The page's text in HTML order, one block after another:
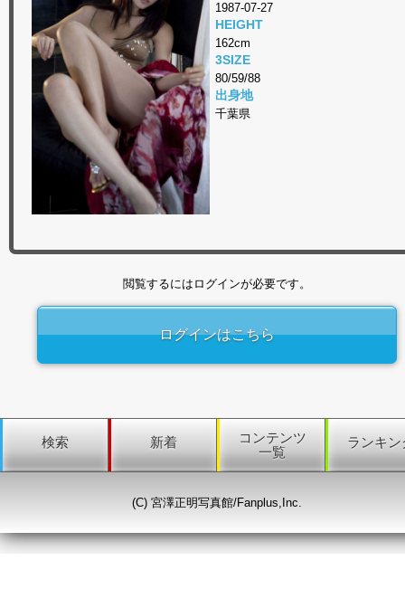
1987-07-27
HEIGHT
162cm
3SIZE
80/59/88
出身地
千葉県
閲覧するにはログインが必要です。
ログインはこちら
検索 新着
コンテンツ
一覧
ランキン
(C) 宮澤正明写真館/Fanplus,Inc.